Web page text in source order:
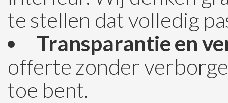
te stellen dat volledig
Transparantie en
offerte zonder
toe bent.